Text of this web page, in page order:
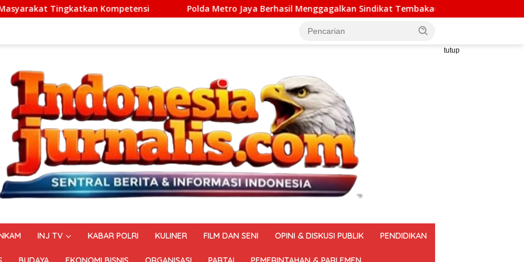
Kompetensi Polda Metro Jaya Berhasil Menggagalkan Sindikat Tembakau Sintetis Seberat 995 Gram
tutup
INJ TV KABAR POLRI KULINER FILM DAN SENI OPINI & DISKUSI PUBLIK PENDIDIKAN